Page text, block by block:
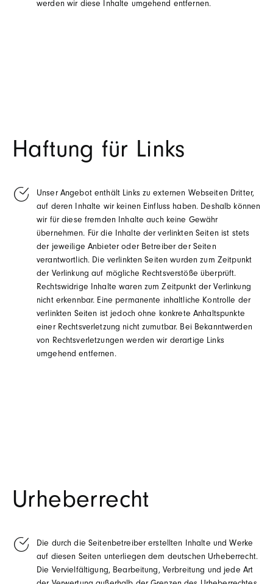
werden wir diese Inhalte umgehend entfernen.
Haftung für Links
Unser Angebot enthält Links zu externen Webseiten Dritter,
auf deren Inhalte wir keinen Einfluss haben. Deshalb können
wir für diese fremden Inhalte auch keine Gewähr
übernehmen. Für die Inhalte der verlinkten Seiten ist stets
der jeweilige Anbieter oder Betreiber der Seiten
verantwortlich. Die verlinkten Seiten wurden zum Zeitpunkt
der Verlinkung auf mögliche Rechtsverstöße überprüft.
Rechtswidrige Inhalte waren zum Zeitpunkt der Verlinkung
nicht erkennbar. Eine permanente inhaltliche Kontrolle der
verlinkten Seiten ist jedoch ohne konkrete Anhaltspunkte
einer Rechtsverletzung nicht zumutbar. Bei Bekanntwerden
von Rechtsverletzungen werden wir derartige Links
umgehend entfernen.
Urheberrecht
Die durch die Seitenbetreiber erstellten Inhalte und Werke
auf diesen Seiten unterliegen dem deutschen Urheberrecht.
Die Vervielfältigung, Bearbeitung, Verbreitung und jede Art